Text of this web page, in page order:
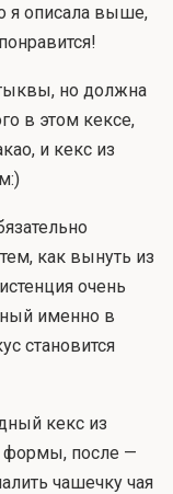
я описала выше,
но должна
в этом кексе,
и кекс из
как вынуть из
очень
именно в
становится
кекс из
формы, после —
чашечку чая